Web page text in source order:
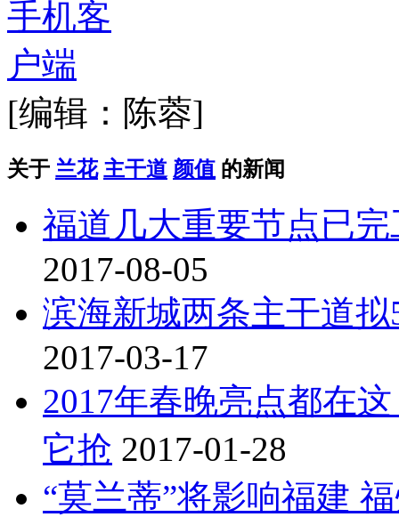
[编辑：陈蓉]
关于 兰花 主干道 颜值 的新闻
福道几大重要节点已
2017-08-05
滨海新城两条主干道
2017-03-17
2017年春晚亮点都在
它抢 2017-01-28
“莫兰蒂”将影响福建